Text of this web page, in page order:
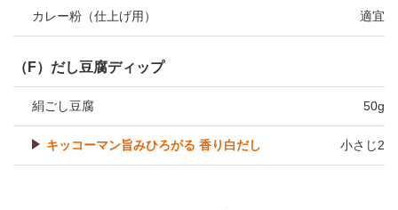
カレー粉（仕上げ用） 適宜
（F）だし豆腐ディップ
絹ごし豆腐 50g
キッコーマン旨みひろがる 香り白だし 小さじ2